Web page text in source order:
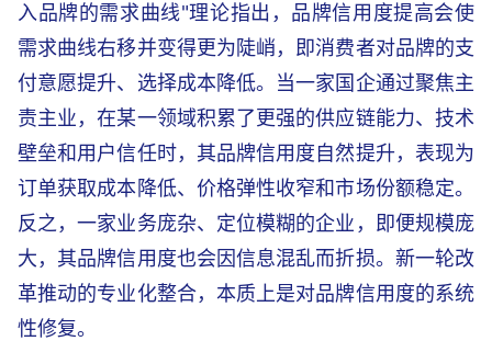
入品牌的需求曲线"理论指出，品牌信用度提高会使
需求曲线右移并变得更为陡峭，即消费者对品牌的支
付意愿提升、选择成本降低。当一家国企通过聚焦主
责主业，在某一领域积累了更强的供应链能力、技术
壁垒和用户信任时，其品牌信用度自然提升，表现为
订单获取成本降低、价格弹性收窄和市场份额稳定。
反之，一家业务庞杂、定位模糊的企业，即便规模庞
大，其品牌信用度也会因信息混乱而折损。新一轮改
革推动的专业化整合，本质上是对品牌信用度的系统
性修复。